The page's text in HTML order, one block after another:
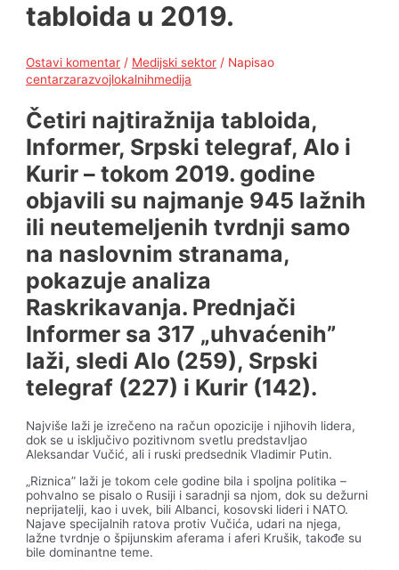
tabloida u 2019.
Ostavi komentar / Medijski sektor / Napisao
centarzarazvojlokalnihmedija
Četiri najtiražnija tabloida,
Informer, Srpski telegraf, Alo i
Kurir – tokom 2019. godine
objavili su najmanje 945 lažnih
ili neutemeljenih tvrdnji samo
na naslovnim stranama,
pokazuje analiza
Raskrikavanja. Prednjači
Informer sa 317 „uhvaćenih”
laži, sledi Alo (259), Srpski
telegraf (227) i Kurir (142).
Najviše laži je izrečeno na račun opozicije i njihovih lidera,
dok se u isključivo pozitivnom svetlu predstavljao
Aleksandar Vučić, ali i ruski predsednik Vladimir Putin.
„Riznica” laži je tokom cele godine bila i spoljna politika –
pohvalno se pisalo o Rusiji i saradnji sa njom, dok su dežurni
neprijatelji, kao i uvek, bili Albanci, kosovski lideri i NATO.
Najave specijalnih ratova protiv Vučića, udari na njega,
lažne tvrdnje o špijunskim aferama i aferi Krušik, takođe su
bile dominantne teme.